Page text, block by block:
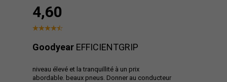
4,60
Goodyear EFFICIENTGRIP
niveau élevé et la tranquillité à un prix
abordable. beaux pneus. Donner au conducteur